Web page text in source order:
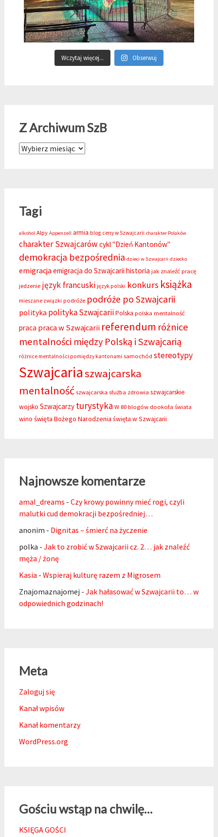
Wczytaj więcej... Obserwuj
Z Archiwum SzB
Z Archiwum SzB
Tagi
alkohol Alpy Appenzell armia blog ceny w Szwajcarii charakter Polaków
charakter Szwajcarów cykl "Dzień Kantonów"
demokracja bezpośrednia dzieci w Szwajcarii dziecko
emigracjaemigracja do Szwajcarii historia jak znaleźć pracę
jedzenie język francuski język polski konkurs książka
mieszane związki podróże podróże po Szwajcarii
polityka polityka SzwajcariiPolska polska mentalność
praca praca w Szwajcarii referendum różnice
mentalności między Polską i Szwajcarią
różnice mentalności pomiędzy kantonami samochód stereotypy
Szwajcariaszwajcarska
mentalność szwajcarska służba zdrowia szwajcarskie
wojsko Szwajcarzy turystyka W 80 blogów dookoła świata
wino święta Bożego Narodzenia święta w Szwajcarii
Najnowsze komentarze
amal_dreams - Czy krowy powinny mieć rogi, czyli
malutki cud demokracji bezpośredniej…
anonim - Dignitas – śmierć na życzenie
polka - Jak to zrobić w Szwajcarii cz. 2… jak znaleźć
męża / żonę
Kasia - Wspieraj kulturę razem z Migrosem
Znajomaznajomej - Jak hałasować w Szwajcarii to… w
odpowiednich godzinach!
Meta
Zaloguj się
Kanał wpisów
Kanał komentarzy
WordPress.org
Gościu wstąp na chwilę…
KSIĘGA GOŚCI